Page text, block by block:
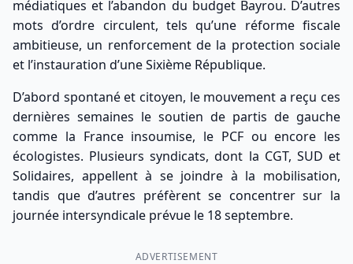
médiatiques et l’abandon du budget Bayrou. D’autres
mots d’ordre circulent, tels qu’une réforme fiscale
ambitieuse, un renforcement de la protection sociale
et l’instauration d’une Sixième République.
D’abord spontané et citoyen, le mouvement a reçu ces
dernières semaines le soutien de partis de gauche
comme la France insoumise, le PCF ou encore les
écologistes. Plusieurs syndicats, dont la CGT, SUD et
Solidaires, appellent à se joindre à la mobilisation,
tandis que d’autres préfèrent se concentrer sur la
journée intersyndicale prévue le 18 septembre.
ADVERTISEMENT